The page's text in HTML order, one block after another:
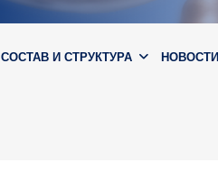
СОСТАВ И СТРУКТУРА НОВОСТИ